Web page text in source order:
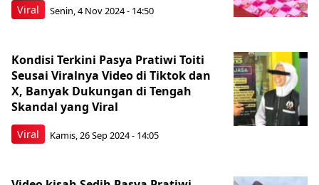
Viral Senin, 4 Nov 2024 - 14:50
Viral
Kondisi Terkini Pasya Pratiwi Toiti
Seusai Viralnya Video di Tiktok dan
X, Banyak Dukungan di Tengah
Skandal yang Viral
Kamis, 26 Sep 2024 - 14:05